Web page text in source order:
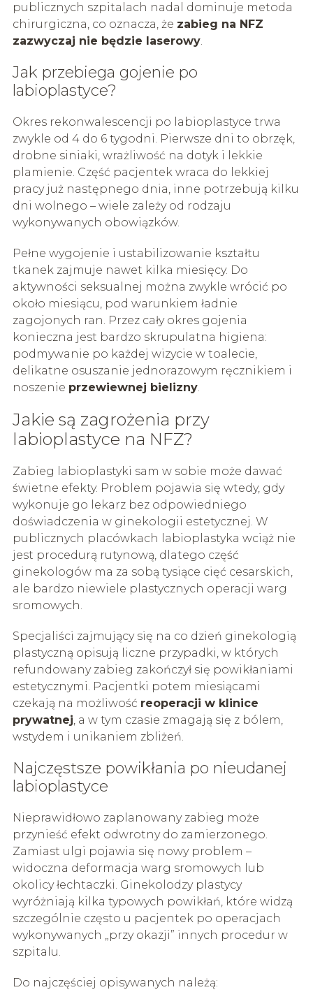
publicznych szpitalach nadal dominuje metoda
chirurgiczna, co oznacza, że zabieg na NFZ
zazwyczaj nie będzie laserowy.
Jak przebiega gojenie po
labioplastyce?
Okres rekonwalescencji po labioplastyce trwa
zwykle od 4 do 6 tygodni. Pierwsze dni to obrzęk,
drobne siniaki, wrażliwość na dotyk i lekkie
plamienie. Część pacjentek wraca do lekkiej
pracy już następnego dnia, inne potrzebują kilku
dni wolnego – wiele zależy od rodzaju
wykonywanych obowiązków.
Pełne wygojenie i ustabilizowanie kształtu
tkanek zajmuje nawet kilka miesięcy. Do
aktywności seksualnej można zwykle wrócić po
około miesiącu, pod warunkiem ładnie
zagojonych ran. Przez cały okres gojenia
konieczna jest bardzo skrupulatna higiena:
podmywanie po każdej wizycie w toalecie,
delikatne osuszanie jednorazowym ręcznikiem i
noszenie przewiewnej bielizny.
Jakie są zagrożenia przy
labioplastyce na NFZ?
Zabieg labioplastyki sam w sobie może dawać
świetne efekty. Problem pojawia się wtedy, gdy
wykonuje go lekarz bez odpowiedniego
doświadczenia w ginekologii estetycznej. W
publicznych placówkach labioplastyka wciąż nie
jest procedurą rutynową, dlatego część
ginekologów ma za sobą tysiące cięć cesarskich,
ale bardzo niewiele plastycznych operacji warg
sromowych.
Specjaliści zajmujący się na co dzień ginekologią
plastyczną opisują liczne przypadki, w których
refundowany zabieg zakończył się powikłaniami
estetycznymi. Pacjentki potem miesiącami
czekają na możliwość reoperacji w klinice
prywatnej, a w tym czasie zmagają się z bólem,
wstydem i unikaniem zbliżeń.
Najczęstsze powikłania po nieudanej
labioplastyce
Nieprawidłowo zaplanowany zabieg może
przynieść efekt odwrotny do zamierzonego.
Zamiast ulgi pojawia się nowy problem –
widoczna deformacja warg sromowych lub
okolicy łechtaczki. Ginekolodzy plastycy
wyróżniają kilka typowych powikłań, które widzą
szczególnie często u pacjentek po operacjach
wykonywanych „przy okazji” innych procedur w
szpitalu.
Do najczęściej opisywanych należą: